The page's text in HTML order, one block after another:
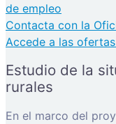
de empleo
Contacta con la
Accede a las
Estudio de la
rurales
En el marco del